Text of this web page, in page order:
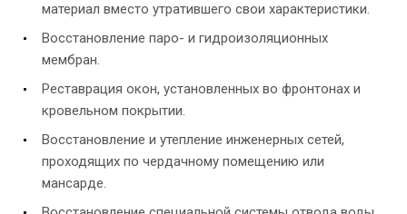
материал вместо утратившего свои характеристики.
Восстановление паро- и гидроизоляционных
мембран.
Реставрация окон, установленных во фронтонах и
кровельном покрытии.
Восстановление и утепление инженерных сетей,
проходящих по чердачному помещению или
мансарде.